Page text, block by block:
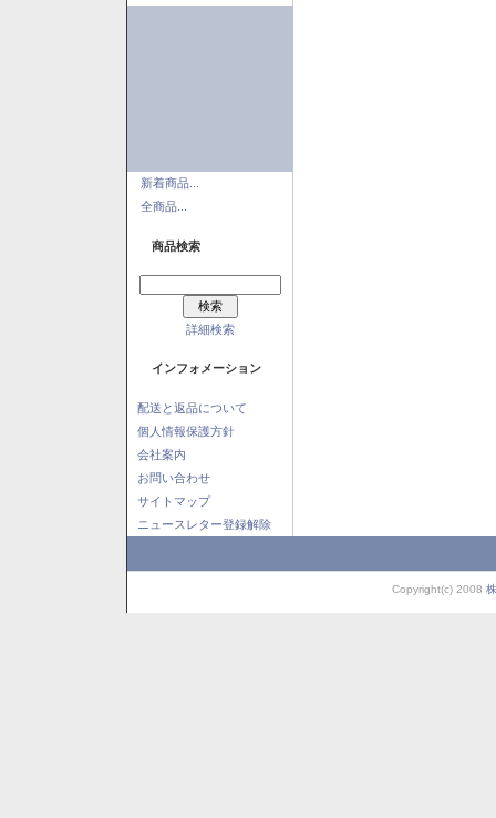
新着商品...
全商品...
商品検索
詳細検索
インフォメーション
配送と返品について
個人情報保護方針
会社案内
お問い合わせ
サイトマップ
ニュースレター登録解除
Copyright(c) 2008